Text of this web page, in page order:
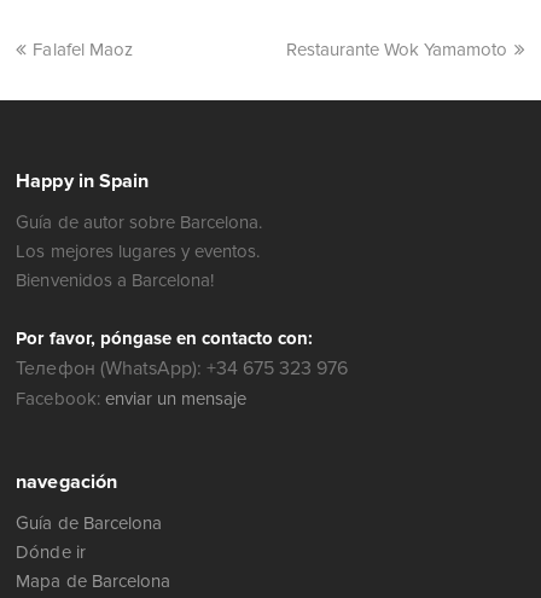
Falafel Maoz Restaurante Wok Yamamoto
Happy in Spain
Guía de autor sobre Barcelona.
Los mejores lugares y eventos.
Bienvenidos a Barcelona!
Por favor, póngase en contacto con:
Телефон (WhatsApp): +34 675 323 976
Facebook: enviar un mensaje
navegación
Guía de Barcelona
Dónde ir
Mapa de Barcelona